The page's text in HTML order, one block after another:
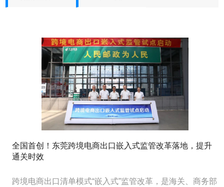
全国首创！东莞跨境电商出口嵌入式监管改革落地，提升
通关时效
跨境电商出口清单模式“嵌入式”监管改革，是海关、商务部